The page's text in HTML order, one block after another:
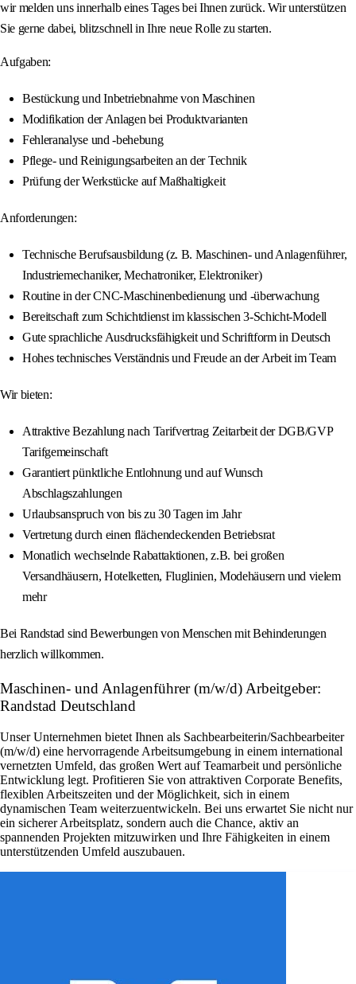
wir melden uns innerhalb eines Tages bei Ihnen zurück. Wir unterstützen
Sie gerne dabei, blitzschnell in Ihre neue Rolle zu starten.
Aufgaben:
Bestückung und Inbetriebnahme von Maschinen
Modifikation der Anlagen bei Produktvarianten
Fehleranalyse und -behebung
Pflege- und Reinigungsarbeiten an der Technik
Prüfung der Werkstücke auf Maßhaltigkeit
Anforderungen:
Technische Berufsausbildung (z. B. Maschinen- und Anlagenführer,
Industriemechaniker, Mechatroniker, Elektroniker)
Routine in der CNC-Maschinenbedienung und -überwachung
Bereitschaft zum Schichtdienst im klassischen 3-Schicht-Modell
Gute sprachliche Ausdrucksfähigkeit und Schriftform in Deutsch
Hohes technisches Verständnis und Freude an der Arbeit im Team
Wir bieten:
Attraktive Bezahlung nach Tarifvertrag Zeitarbeit der DGB/GVP
Tarifgemeinschaft
Garantiert pünktliche Entlohnung und auf Wunsch
Abschlagszahlungen
Urlaubsanspruch von bis zu 30 Tagen im Jahr
Vertretung durch einen flächendeckenden Betriebsrat
Monatlich wechselnde Rabattaktionen, z.B. bei großen
Versandhäusern, Hotelketten, Fluglinien, Modehäusern und vielem
mehr
Bei Randstad sind Bewerbungen von Menschen mit Behinderungen
herzlich willkommen.
Maschinen- und Anlagenführer (m/w/d) Arbeitgeber:
Randstad Deutschland
Unser Unternehmen bietet Ihnen als Sachbearbeiterin/Sachbearbeiter
(m/w/d) eine hervorragende Arbeitsumgebung in einem international
vernetzten Umfeld, das großen Wert auf Teamarbeit und persönliche
Entwicklung legt. Profitieren Sie von attraktiven Corporate Benefits,
flexiblen Arbeitszeiten und der Möglichkeit, sich in einem
dynamischen Team weiterzuentwickeln. Bei uns erwartet Sie nicht nur
ein sicherer Arbeitsplatz, sondern auch die Chance, aktiv an
spannenden Projekten mitzuwirken und Ihre Fähigkeiten in einem
unterstützenden Umfeld auszubauen.